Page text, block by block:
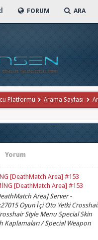
FORUM ARA
Platformu Arama Sayfası
Yorum
[DeathMatch Area] #153
[DeathMatch Area] #153
Area] Server -
Oyun İçi Oto Yetki
Style Menu Special Skin
Kaplamaları / Special Weapon